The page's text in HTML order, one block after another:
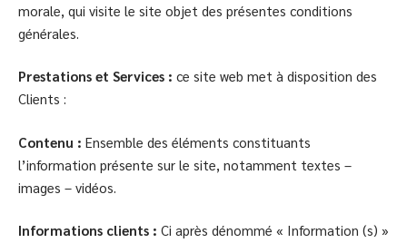
morale, qui visite le site objet des présentes conditions
générales.
Prestations et Services : ce site web met à disposition des
Clients :
Contenu : Ensemble des éléments constituants
l’information présente sur le site, notamment textes –
images – vidéos.
Informations clients : Ci après dénommé « Information (s) »